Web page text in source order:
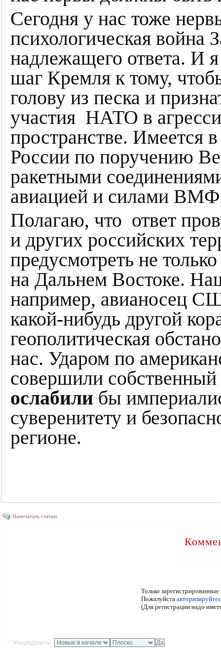
Сегодня у нас тоже
психологическая война
надлежащего ответа. И
шаг Кремля к тому,
голову из песка и
участия НАТО в
пространстве. Имеется
России по поручению
ракетными
авиацией и силами
Полагаю, что ответ
и других российских
предусмотреть не
на Дальнем Востоке.
например, авианосец
какой-нибудь другой
геополитическая
нас. Ударом по
совершили собственный
ослабили бы
суверенитету и
регионе.
Напечатать статью
Только
Пожалуйста
(Для регистрации надо
Упорядочить: